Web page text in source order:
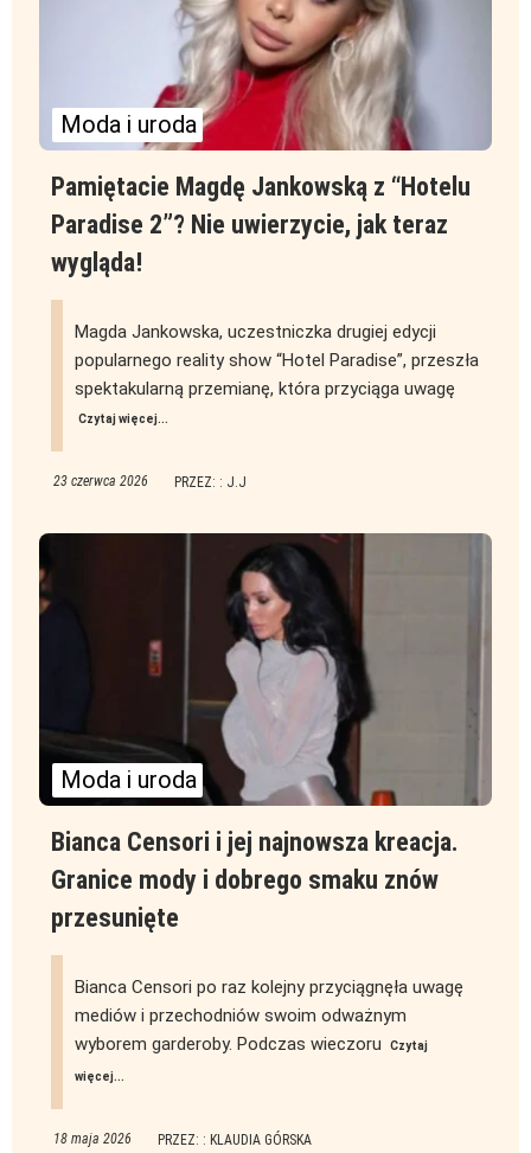
Moda i uroda
Pamiętacie Magdę Jankowską z “Hotelu
Paradise 2”? Nie uwierzycie, jak teraz
wygląda!
Magda Jankowska, uczestniczka drugiej edycji
popularnego reality show “Hotel Paradise”, przeszła
spektakularną przemianę, która przyciąga uwagę
Czytaj więcej...
23 czerwca 2026 PRZEZ: : J.J
Moda i uroda
Bianca Censori i jej najnowsza kreacja.
Granice mody i dobrego smaku znów
przesunięte
Bianca Censori po raz kolejny przyciągnęła uwagę
mediów i przechodniów swoim odważnym
wyborem garderoby. Podczas wieczoru
Czytaj
więcej...
18 maja 2026 PRZEZ: : KLAUDIA GÓRSKA